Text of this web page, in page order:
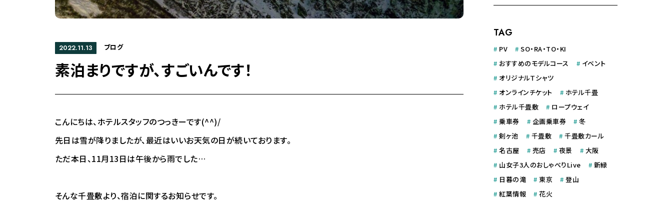
2022.11.13 ブログ
素泊まりですが、すごいんです！
こんにちは、ホテルスタッフのつっきーです(^^)/
先日は雪が降りましたが、最近はいいお天気の日が続いております。
ただ本日、11月13日は午後から雨でした…
そんな千畳敷より、宿泊に関するお知らせです。
TAG
# PV # SO・RA・TO・KI
# おすすめのモデルコース # イベント
# オリジナルＴシャツ
# オンラインチケット # ホテル千畳
# ホテル千畳敷 # ロープウェイ
# 乗車券 # 企画乗車券 # 冬
# 剣ヶ池 # 千畳敷 # 千畳敷カール
# 名古屋 # 売店 # 夜景 # 大阪
# 山女子3人のおしゃべりLive # 新緑
# 日暮の滝 # 東京 # 登山
# 紅葉情報 # 花火